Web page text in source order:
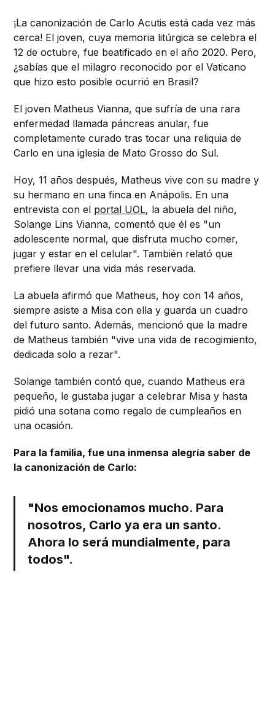
¡La canonización de Carlo Acutis está cada vez más
cerca! El joven, cuya memoria litúrgica se celebra el
12 de octubre, fue beatificado en el año 2020. Pero,
¿sabías que el milagro reconocido por el Vaticano
que hizo esto posible ocurrió en Brasil?
El joven Matheus Vianna, que sufría de una rara
enfermedad llamada páncreas anular, fue
completamente curado tras tocar una reliquia de
Carlo en una iglesia de Mato Grosso do Sul.
Hoy, 11 años después, Matheus vive con su madre y
su hermano en una finca en Anápolis. En una
entrevista con el portal UOL, la abuela del niño,
Solange Lins Vianna, comentó que él es "un
adolescente normal, que disfruta mucho comer,
jugar y estar en el celular". También relató que
prefiere llevar una vida más reservada.
La abuela afirmó que Matheus, hoy con 14 años,
siempre asiste a Misa con ella y guarda un cuadro
del futuro santo. Además, mencionó que la madre
de Matheus también "vive una vida de recogimiento,
dedicada solo a rezar".
Solange también contó que, cuando Matheus era
pequeño, le gustaba jugar a celebrar Misa y hasta
pidió una sotana como regalo de cumpleaños en
una ocasión.
Para la familia, fue una inmensa alegría saber de
la canonización de Carlo:
"Nos emocionamos mucho. Para
nosotros, Carlo ya era un santo.
Ahora lo será mundialmente, para
todos".